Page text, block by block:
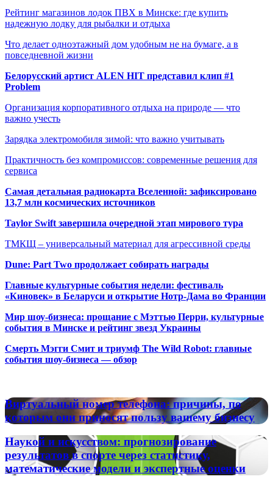
Рейтинг магазинов лодок ПВХ в Минске: где купить
надежную лодку для рыбалки и отдыха
Что делает одноэтажный дом удобным не на бумаге, а в
повседневной жизни
Белорусский артист ALEN HIT представил клип #1
Problem
Организация корпоративного отдыха на природе — что
важно учесть
Зарядка электромобиля зимой: что важно учитывать
Практичность без компромиссов: современные решения для
сервиса
Самая детальная радиокарта Вселенной: зафиксировано
13,7 млн космических источников
Taylor Swift завершила очередной этап мирового тура
ТМКЩ – универсальный материал для агрессивной среды
Dune: Part Two продолжает собирать награды
Главные культурные события недели: фестиваль
«Киновек» в Беларуси и открытие Нотр-Дама во Франции
Мир шоу-бизнеса: прощание с Мэттью Перри, культурные
события в Минске и рейтинг звезд Украины
Смерть Мэгги Смит и триумф The Wild Robot: главные
события шоу-бизнеса — обзор
Виртуальный
номер
телефона:
причины,
по
которым
они
приносят
Виртуальный номер телефона: причины, по
которым они приносят пользу вашему бизнесу
Наукой
и
искусством:
прогнозирование
Наукой и искусством: прогнозирование
результатов в спорте через статистику,
математические модели и экспертные оценки